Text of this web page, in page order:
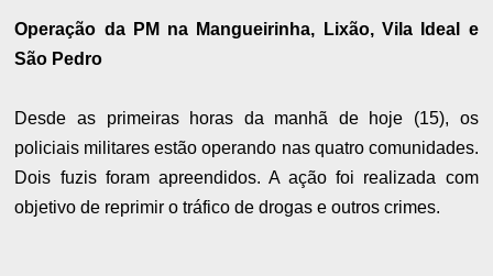
Operação da PM na Mangueirinha, Lixão, Vila Ideal e
São Pedro
Desde as primeiras horas da manhã de hoje (15), os
policiais militares estão operando nas quatro comunidades.
Dois fuzis foram apreendidos. A ação foi realizada com
objetivo de reprimir o tráfico de drogas e outros crimes.